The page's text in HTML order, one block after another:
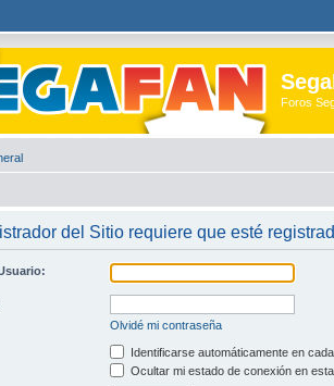
Foros
del Sitio requiere que esté
Olvidé mi contraseña
Identificarse automáticamente en
Ocultar mi estado de conexión en